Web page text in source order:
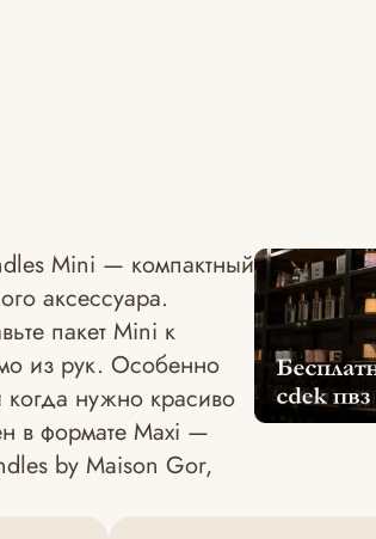
Mini — компактный
аксессуара.
пакет Mini к
из рук. Особенно
нужно красиво
в формате Maxi —
by Maison Gor,